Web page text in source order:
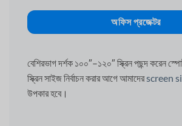
অফিস প্রজেক্টর
বেশিরভাগ দর্শক ১০০″–১২০″ স্ক্রিন পছন্দ করেন
স্ক্রিন সাইজ নির্বাচন করার আগে আমাদেরscreen
উপকার হবে।